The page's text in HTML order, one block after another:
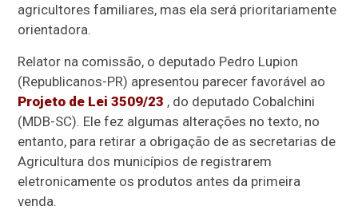
agricultores familiares, mas ela será prioritariamente
orientadora.
Relator na comissão, o deputado Pedro Lupion
(Republicanos-PR) apresentou parecer favorável ao
Projeto de Lei 3509/23 , do deputado Cobalchini
(MDB-SC). Ele fez algumas alterações no texto, no
entanto, para retirar a obrigação de as secretarias de
Agricultura dos municípios de registrarem
eletronicamente os produtos antes da primeira
venda.